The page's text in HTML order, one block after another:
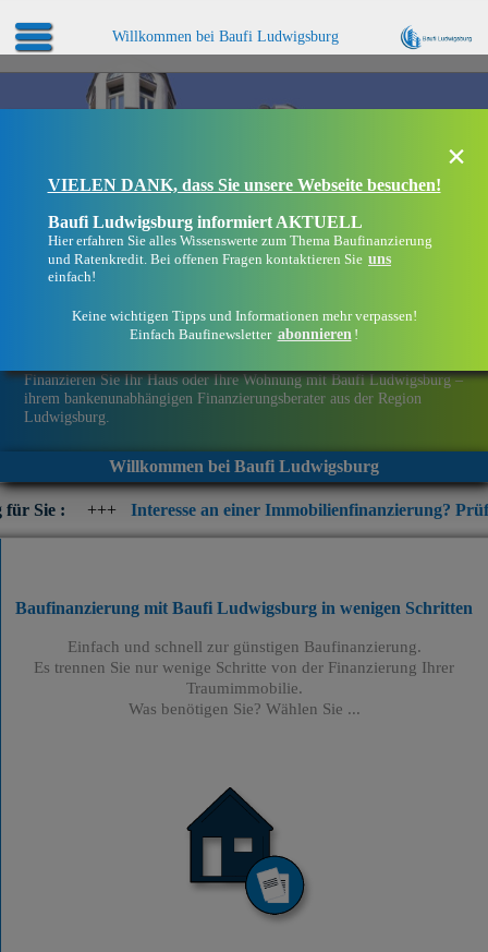
Willkommen bei Baufi Ludwigsburg
Finanzieren Sie Ihr Haus oder Ihre Wohnung mit Baufi Ludwigsburg –
ihrem bankenunabhängigen Finanzierungsberater aus der Region
Ludwigsburg.
Willkommen bei Baufi Ludwigsburg
Interesse an einer Immobilienfinanzierung? Prüfen Sie jetzt
×
VIELEN DANK, dass Sie unsere Webseite besuchen!
Baufi Ludwigsburg informiert AKTUELL
Hier erfahren Sie alles Wissenswerte zum Thema Baufinanzierung
und Ratenkredit. Bei offenen Fragen kontaktieren Sie uns
einfach!
Keine wichtigen Tipps und Informationen mehr verpassen!
Einfach Baufinewsletter abonnieren !
Baufinanzierung mit Baufi Ludwigsburg in wenigen Schritten
Einfach und schnell zur günstigen Baufinanzierung.
Es trennen Sie nur wenige Schritte von der Finanzierung Ihrer
Traumimmobilie.
Was benötigen Sie? Wählen Sie ...